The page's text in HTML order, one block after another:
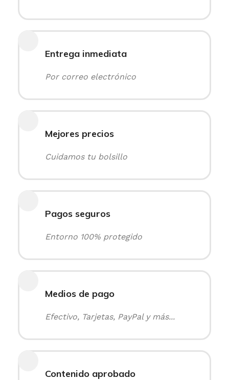
Entrega inmediata
Por correo electrónico
Mejores precios
Cuidamos tu bolsillo
Pagos seguros
Entorno 100% protegido
Medios de pago
Efectivo, Tarjetas, PayPal y más...
Contenido aprobado